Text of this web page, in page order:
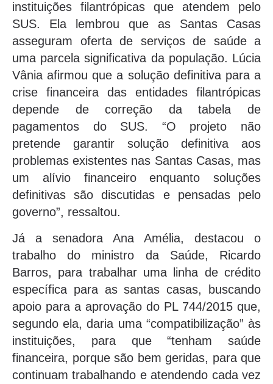
instituições filantrópicas que atendem pelo
SUS. Ela lembrou que as Santas Casas
asseguram oferta de serviços de saúde a
uma parcela significativa da população. Lúcia
Vânia afirmou que a solução definitiva para a
crise financeira das entidades filantrópicas
depende de correção da tabela de
pagamentos do SUS. “O projeto não
pretende garantir solução definitiva aos
problemas existentes nas Santas Casas, mas
um alívio financeiro enquanto soluções
definitivas são discutidas e pensadas pelo
governo”, ressaltou.
Já a senadora Ana Amélia, destacou o
trabalho do ministro da Saúde, Ricardo
Barros, para trabalhar uma linha de crédito
específica para as santas casas, buscando
apoio para a aprovação do PL 744/2015 que,
segundo ela, daria uma “compatibilização” às
instituições, para que “tenham saúde
financeira, porque são bem geridas, para que
continuam trabalhando e atendendo cada vez